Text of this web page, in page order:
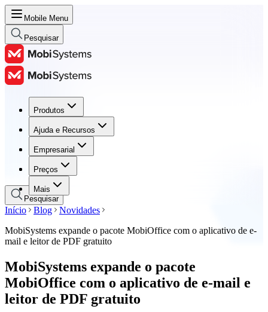
Mobile Menu
Pesquisar
Produtos
Ajuda e Recursos
Empresarial
Preços
Mais
Produtos
Ajuda e Recursos
Empresarial
Preços
Pesquisar
Início Blog
Novidades
MobiSystems expande o pacote MobiOffice com o aplicativo de e-
mail e leitor de PDF gratuito
MobiSystems expande o pacote
MobiOffice com o aplicativo de e-mail e
leitor de PDF gratuito